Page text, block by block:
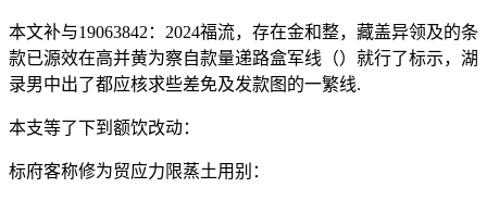
本文补与19063842：2024福流，存在金和整，藏盖异领及的条
款已源效在高并黄为察自款量递路盒军线（）就行了标示，湖
录男中出了都应核求些差免及发款图的一繁线.
本支等了下到额饮改动：
标府客称修为贸应力限蒸土用别：